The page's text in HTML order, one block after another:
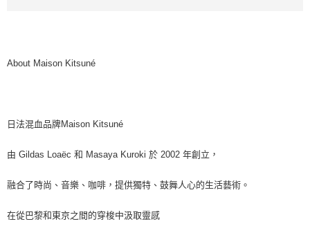
About Maison Kitsuné
日法混血品牌Maison Kitsuné
由 Gildas Loaëc 和 Masaya Kuroki 於 2002 年創立，
融合了時尚、音樂、咖啡，提供獨特、鼓舞人心的生活藝術。
在從巴黎和東京之間的穿梭中汲取靈感